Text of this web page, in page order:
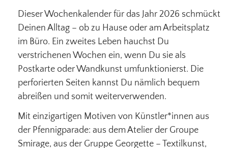
Dieser Wochenkalender für das Jahr 2026 schmückt
Deinen Alltag – ob zu Hause oder am Arbeitsplatz
im Büro. Ein zweites Leben hauchst Du
verstrichenen Wochen ein, wenn Du sie als
Postkarte oder Wandkunst umfunktionierst. Die
perforierten Seiten kannst Du nämlich bequem
abreißen und somit weiterverwenden.
Mit einzigartigen Motiven von Künstler*innen aus
der Pfennigparade: aus dem Atelier der Groupe
Smirage, aus der Gruppe Georgette – Textilkunst,